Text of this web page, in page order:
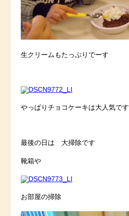
生クリームもたっぷりでーす
やっぱりチョコケーキは大人気です
最後の日は 大掃除です
靴箱や
お部屋の掃除